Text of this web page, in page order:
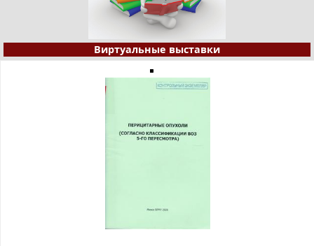
Виртуальные выставки